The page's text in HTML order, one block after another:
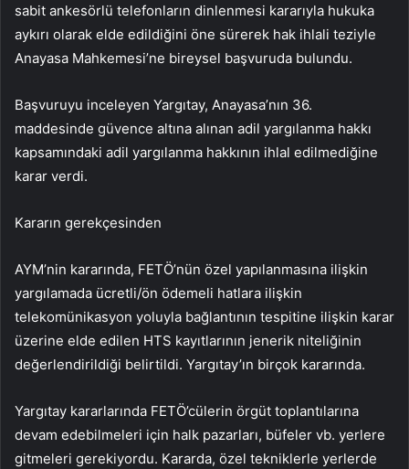
sabit ankesörlü telefonların dinlenmesi kararıyla hukuka
aykırı olarak elde edildiğini öne sürerek hak ihlali teziyle
Anayasa Mahkemesi’ne bireysel başvuruda bulundu.
Başvuruyu inceleyen Yargıtay, Anayasa’nın 36.
maddesinde güvence altına alınan adil yargılanma hakkı
kapsamındaki adil yargılanma hakkının ihlal edilmediğine
karar verdi.
Kararın gerekçesinden
AYM’nin kararında, FETÖ’nün özel yapılanmasına ilişkin
yargılamada ücretli/ön ödemeli hatlara ilişkin
telekomünikasyon yoluyla bağlantının tespitine ilişkin karar
üzerine elde edilen HTS kayıtlarının jenerik niteliğinin
değerlendirildiği belirtildi. Yargıtay’ın birçok kararında.
Yargıtay kararlarında FETÖ’cülerin örgüt toplantılarına
devam edebilmeleri için halk pazarları, büfeler vb. yerlere
gitmeleri gerekiyordu. Kararda, özel tekniklerle yerlerde